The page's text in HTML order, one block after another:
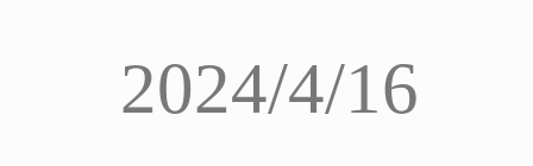
2024/4/16